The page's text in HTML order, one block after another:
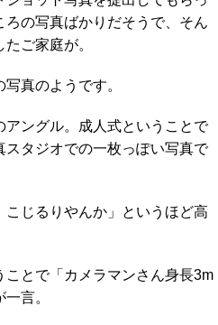
の写真ばかりだそうで、そん
ご家庭が。
真のようです。
アングル。成人式ということで
タジオでの一枚っぽい写真で
じるりやんか」というほど高
とで「カメラマンさん身長3m
言。